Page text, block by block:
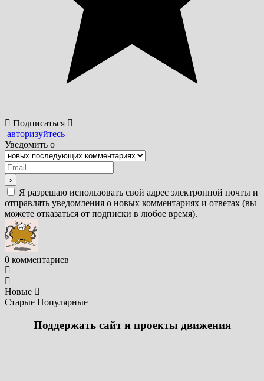
Подписаться
авторизуйтесь
Уведомить о
Я разрешаю использовать свой адрес электронной почты и
отправлять уведомления о новых комментариях и ответах (вы
можете отказаться от подписки в любое время).
0 комментариев
Новые
Старые Популярные
Поддержать сайт и проекты движения